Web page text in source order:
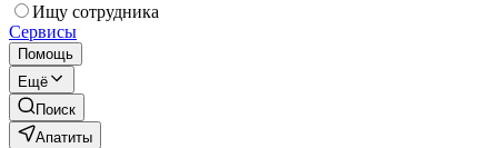
Ищу сотрудника
Сервисы
Помощь
Ещё
Поиск
Апатиты